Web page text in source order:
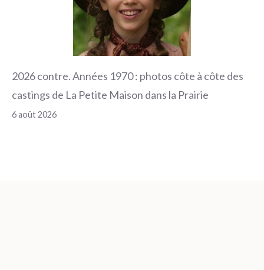
2026 contre. Années 1970 : photos côte à côte des
castings de La Petite Maison dans la Prairie
6 août 2026